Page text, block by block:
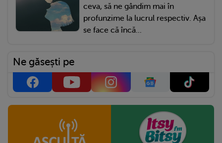
ceva, să ne gândim mai în
profunzime la lucrul respectiv. Așa
se face că încă...
Ne găsești pe